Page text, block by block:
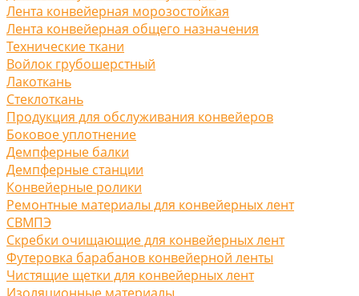
Лента конвейерная морозостойкая
Лента конвейерная общего назначения
Технические ткани
Войлок грубошерстный
Лакоткань
Стеклоткань
Продукция для обслуживания конвейеров
Боковое уплотнение
Демпферные балки
Демпферные станции
Конвейерные ролики
Ремонтные материалы для конвейерных лент
СВМПЭ
Скребки очищающие для конвейерных лент
Футеровка барабанов конвейерной ленты
Чистящие щетки для конвейерных лент